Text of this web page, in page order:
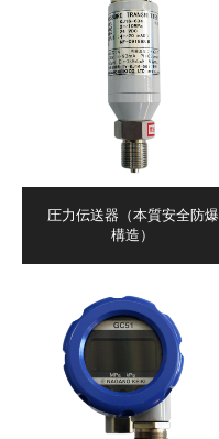
圧力伝送器（本質安全防爆
構造）